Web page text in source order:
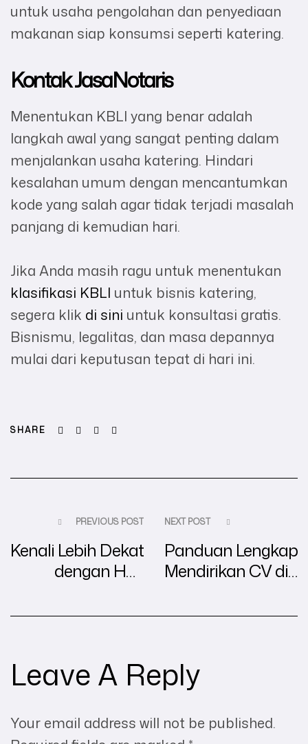
untuk usaha pengolahan dan penyediaan
makanan siap konsumsi seperti katering.
KontakJasaNotaris
Menentukan KBLI yang benar adalah
langkah awal yang sangat penting dalam
menjalankan usaha katering. Hindari
kesalahan umum dengan mencantumkan
kode yang salah agar tidak terjadi masalah
panjang di kemudian hari.
Jika Anda masih ragu untuk menentukan
klasifikasi KBLI untuk bisnis katering,
segera klik di sini untuk konsultasi gratis.
Bisnismu, legalitas, dan masa depannya
mulai dari keputusan tepat di hari ini.
SHARE Facebook
TwitterLinkedin
PREVIOUS POST
Kenali Lebih Dekat
dengan Hak
Intelektual di
NEXT POST
Panduan Lengkap
Mendirikan CV di
Ribet, Cukup dari
Leave A Reply
Your email address will not be published.